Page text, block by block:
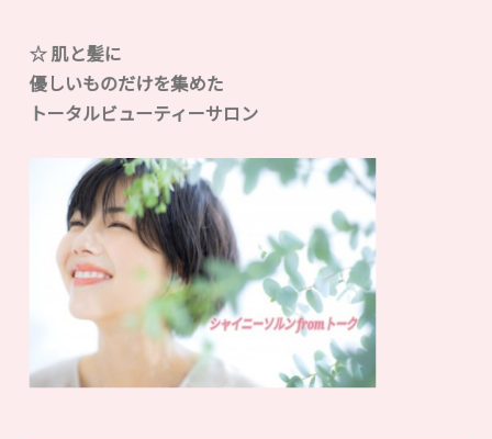
☆ 肌と髪に
優しいものだけを集めた
トータルビューティーサロン